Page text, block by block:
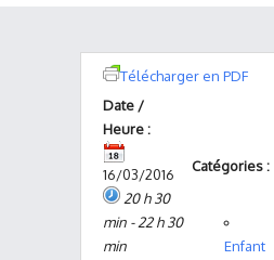
Télécharger en PDF
Date /
Heure :
16/03/2016
20 h 30
min - 22 h 30
min
Catégories :
Enfant